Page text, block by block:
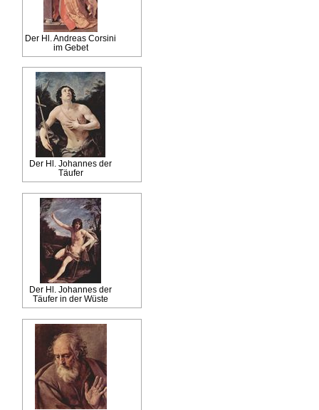
Der Hl. Andreas Corsini
im Gebet
Der Hl. Johannes der
Täufer
Der Hl. Johannes der
Täufer in der Wüste